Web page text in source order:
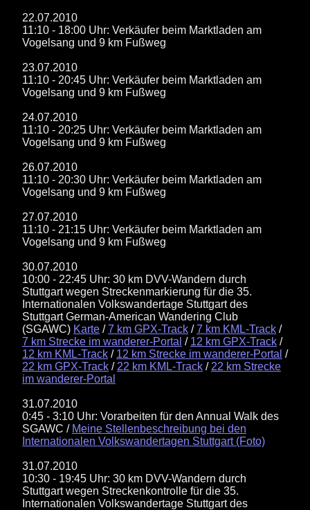
22.07.2010
11:10 - 18:00 Uhr: Verkäufer beim Marktladen am
Vogelsang und 9 km Fußweg
23.07.2010
11:10 - 20:45 Uhr: Verkäufer beim Marktladen am
Vogelsang und 9 km Fußweg
24.07.2010
11:10 - 20:25 Uhr: Verkäufer beim Marktladen am
Vogelsang und 9 km Fußweg
26.07.2010
11:10 - 20:30 Uhr: Verkäufer beim Marktladen am
Vogelsang und 9 km Fußweg
27.07.2010
11:10 - 21:15 Uhr: Verkäufer beim Marktladen am
Vogelsang und 9 km Fußweg
30.07.2010
10:00 - 22:45 Uhr: 30 km DVV-Wandern durch
Stuttgart wegen Streckenmarkierung für die 35.
Internationalen Volkswandertage Stuttgart des
Stuttgart German-American Wandering Club
(SGAWC) Karte /7 km GPX-Track /7 km KML-Track /
7 km Strecke im wanderer-Portal / 12 km GPX-Track /
12 km KML-Track / 12 km Strecke im wanderer-Portal /
22 km GPX-Track / 22 km KML-Track / 22 km Strecke
im wanderer-Portal
31.07.2010
0:45 - 3:10 Uhr: Vorarbeiten für den Annual Walk des
SGAWC / Meine Stellenbeschreibung bei den
Internationalen Volkswandertagen Stuttgart (Foto)
31.07.2010
10:30 - 19:45 Uhr: 30 km DVV-Wandern durch
Stuttgart wegen Streckenkontrolle für die 35.
Internationalen Volkswandertage Stuttgart des